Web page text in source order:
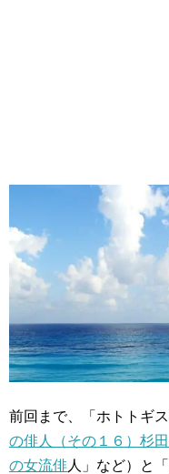
前回まで、「ホトトギ
の俳人（その１６）杉
の女流俳人」など）と